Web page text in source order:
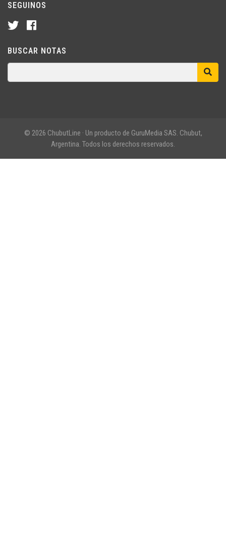
SEGUINOS
BUSCAR NOTAS
© 2026 ChubutLine · Un producto de GuruMedia SAS. Chubut,
Argentina. Todos los derechos reservados.